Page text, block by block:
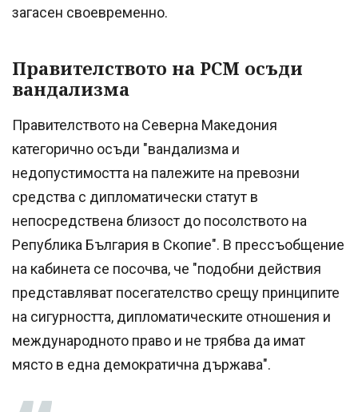
загасен своевременно.
Правителството на РСМ осъди
вандализма
Правителството на Северна Македония
категорично осъди "вандализма и
недопустимостта на палежите на превозни
средства с дипломатически статут в
непосредствена близост до посолството на
Република България в Скопие". В прессъобщение
на кабинета се посочва, че "подобни действия
представляват посегателство срещу принципите
на сигурността, дипломатическите отношения и
международното право и не трябва да имат
място в една демократична държава".